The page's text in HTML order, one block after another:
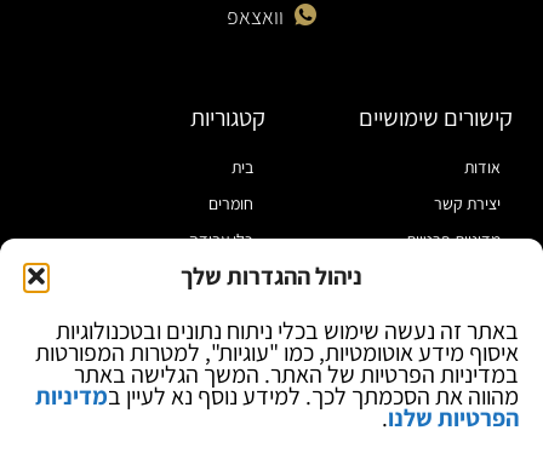
ניהול ההגדרות שלך
באתר זה נעשה שימוש בכלי ניתוח נתונים ובטכנולוגיות
איסוף מידע אוטומטיות, כמו "עוגיות", למטרות המפורטות
במדיניות הפרטיות של האתר. המשך הגלישה באתר
מהווה את הסכמתך לכך. למידע נוסף נא לעיין במדיניות
הפרטיות שלנו.
וואצאפ
קישורים שימושיים
אודות
יצירת קשר
מדיניות פרטיות
בלוג
קטגוריות
בית
חומרים
כלי עבודה
מוצרי הלחמה
ספקי כח ומודדים
ציוד אופטי להגדלה